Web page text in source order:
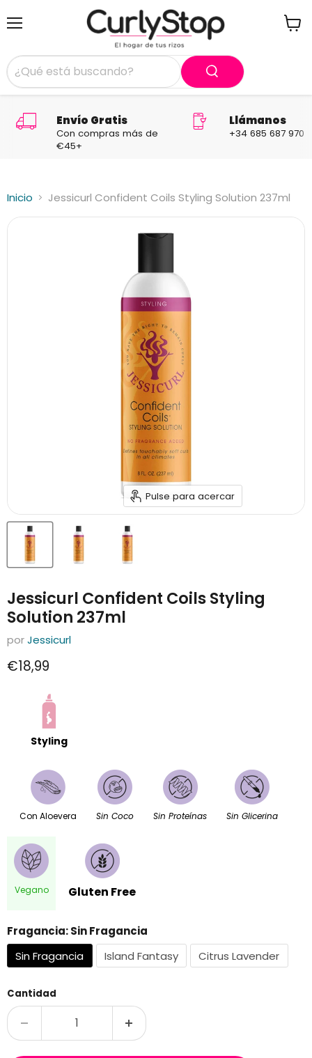
Envío Gratis
Con compras más de
€45+
Llámanos
+34 685 687 970
Inicio Jessicurl Confident Coils Styling Solution 237ml
Pulse para acercar
Jessicurl Confident Coils Styling
Solution 237ml
porJessicurl
Precio actual
€18,99
Styling
Con Aloevera Sin Coco Sin Proteínas Sin Glicerina
Vegano Gluten Free
Fragancia:Sin Fragancia
Sin Fragancia
Island Fantasy Citrus Lavender
Cantidad